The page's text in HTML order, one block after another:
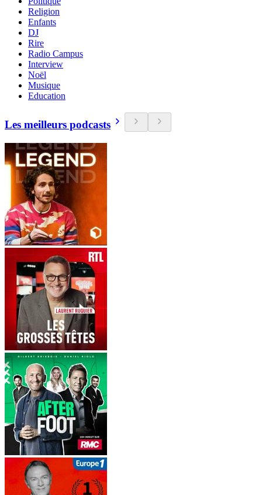
Religion
Enfants
DJ
Rire
Radio Campus
Interview
Noël
Musique
Education
Les meilleurs podcasts